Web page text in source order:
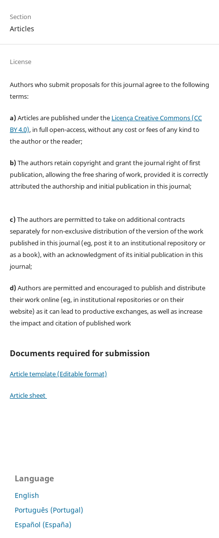
Section
Articles
License
Authors who submit proposals for this journal agree to the following
terms:
a)Articles are published under the Licença Creative Commons (CC
BY 4.0), in full open-access, without any cost or fees of any kind to
the author or the reader;
b)The authors retain copyright and grant the journal right of first
publication, allowing the free sharing of work, provided it is correctly
attributed the authorship and initial publication in this journal;
c)The authors are permitted to take on additional contracts
separately for non-exclusive distribution of the version of the work
published in this journal (eg, post it to an institutional repository or
as a book), with an acknowledgment of its initial publication in this
journal;
d)Authors are permitted and encouraged to publish and distribute
their work online (eg, in institutional repositories or on their
website) as it can lead to productive exchanges, as well as increase
the impact and citation of published work
Documents required for submission
Article template (Editable format)
Article sheet
Language
English
Português (Portugal)
Español (España)